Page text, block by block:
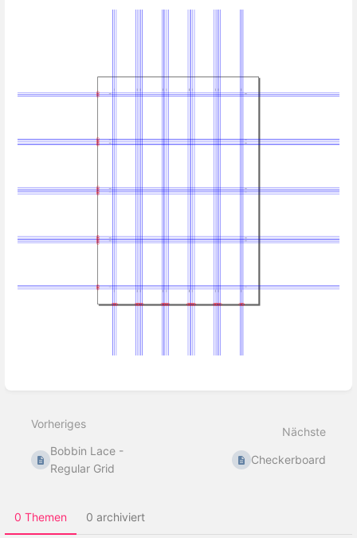
Vorheriges
Bobbin Lace -
Regular Grid
Nächste
Checkerboard
0 Themen 0 archiviert